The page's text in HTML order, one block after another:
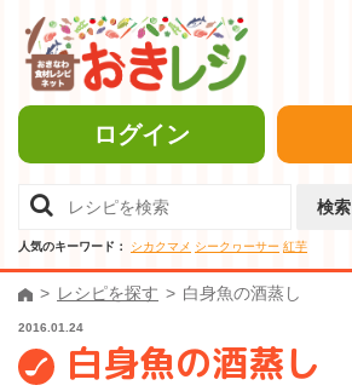
ログイン
検索
人気のキーワード： シカクマメ シークヮーサー 紅芋
レシピを探す 白身魚の酒蒸し
2016.01.24
白身魚の酒蒸し